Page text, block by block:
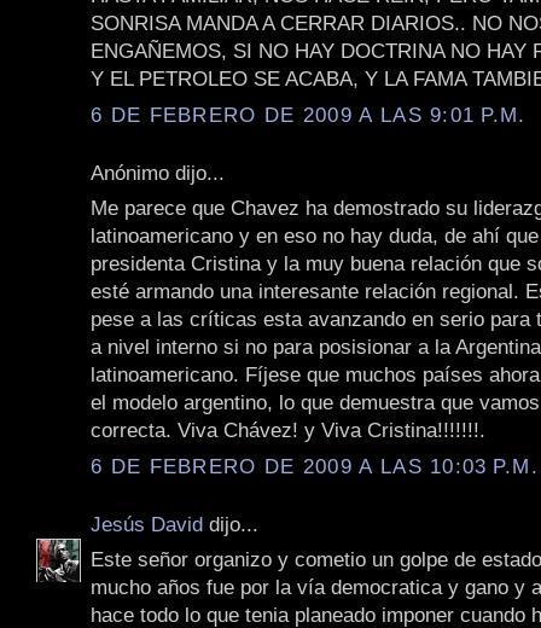
SONRISA MANDA A CERRAR DIARIOS.. NO
ENGAÑEMOS, SI NO HAY DOCTRINA NO HAY
Y EL PETROLEO SE ACABA, Y LA FAMA
6 DE FEBRERO DE 2009 A LAS 9:01 P.M.
Anónimo dijo...
Me parece que Chavez ha demostrado su
latinoamericano y en eso no hay duda, de ahí
presidenta Cristina y la muy buena relación que
esté armando una interesante relación regional.
pese a las críticas esta avanzando en serio para
a nivel interno si no para posisionar a la
latinoamericano. Fíjese que muchos países
el modelo argentino, lo que demuestra que
correcta. Viva Chávez! y Viva Cristina!!!!!!!.
6 DE FEBRERO DE 2009 A LAS 10:03 P.M.
Jesús David dijo...
Este señor organizo y cometio un golpe de
mucho años fue por la vía democratica y gano y
hace todo lo que tenia planeado imponer cuando